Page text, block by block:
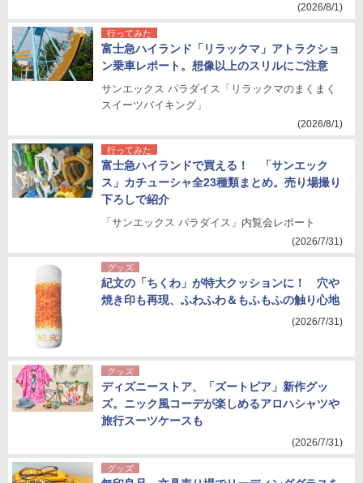
(2026/8/1)
行ってみた
富士急ハイランド「リラックマ」アトラクショ
ン乗車レポート。想像以上のスリルにご注意
サンエックス パラダイス「リラックマのまくまく
スイーツバイキング」
(2026/8/1)
行ってみた
富士急ハイランドで買える！ 「サンエック
ス」カチューシャ全23種類まとめ。売り場撮り
下ろしで紹介
「サンエックス パラダイス」内覧会レポート
(2026/7/31)
グッズ
紀文の「ちくわ」が特大クッションに！ 穴や
焼き印も再現、ふわふわ＆もふもふの触り心地
(2026/7/31)
グッズ
ディズニーストア、「ズートピア」新作グッ
ズ。ニック風コーデが楽しめるアロハシャツや
旅行スーツケースも
(2026/7/31)
グッズ